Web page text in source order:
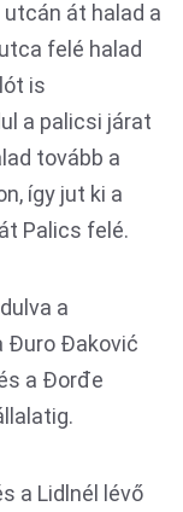
át halad a
felé halad
is
a palicsi járat
tovább a
így jut ki a
Palics felé.
a
Đuro Đaković
a Đorđe
a Lidlnél lévő